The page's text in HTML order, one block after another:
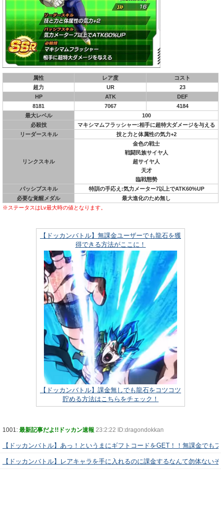
属性 レア度
コスト
超力
UR
23
HP
ATK
DEF
8181
7067
4184
最大レベル
100
必殺技
マキシマムフラッシャー:相手に超特大ダメージを与える
リーダースキル
技と力と体属性の気力+2
リンクスキル
金色の戦士
戦闘民族サイヤ人
超サイヤ人
天才
臨戦態勢
パッシブスキル
特訓の手応え:気力メーター7以上でATK60%UP
必要な覚醒メダル
最大進化のため無し
※ステータスはLv最大時の値となります。
【ドッカンバトル】無課金ユーザーでも龍石を獲
得できる方法がここに！
【ドッカンバトル】課金無しでも龍石をコツコツ
貯める方法はこちらをチェック！
1001: 最新記事だよ!!ドッカン速報 23:2:22 ID:dragondokkan
【ドッカンバトル】あっ！というまにギフトコードをGET！！無課金でも
【ドッカンバトル】レアキャラを手に入れるのに課金するなんて勿体ない